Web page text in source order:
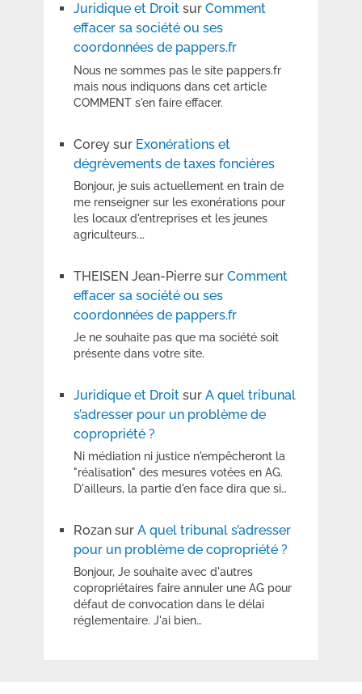
Juridique et Droitsur Comment
effacer sa société ou ses
coordonnées de pappers.fr
Nous ne sommes pas le site pappers.fr
mais nous indiquons dans cet article
COMMENT s'en faire effacer.
Coreysur Exonérations et
dégrèvements de taxes foncières
Bonjour, je suis actuellement en train de
me renseigner sur les exonérations pour
les locaux d'entreprises et les jeunes
agriculteurs.…
THEISEN Jean-Pierresur Comment
effacer sa société ou ses
coordonnées de pappers.fr
Je ne souhaite pas que ma société soit
présente dans votre site.
Juridique et Droitsur A quel tribunal
s’adresser pour un problème de
copropriété ?
Ni médiation ni justice n'empêcheront la
"réalisation" des mesures votées en AG.
D'ailleurs, la partie d'en face dira que si…
Rozansur A quel tribunal s’adresser
pour un problème de copropriété ?
Bonjour, Je souhaite avec d'autres
copropriétaires faire annuler une AG pour
défaut de convocation dans le délai
réglementaire. J'ai bien…